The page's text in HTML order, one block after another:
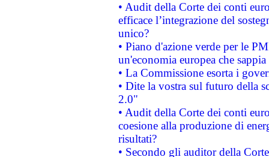
• Audit della Corte dei conti
efficace l’integrazione del
unico?
• Piano d'azione verde per le
un'economia europea che
• La Commissione esorta i
• Dite la vostra sul futuro della
2.0"
• Audit della Corte dei conti
coesione alla produzione di
risultati?
• Secondo gli auditor della